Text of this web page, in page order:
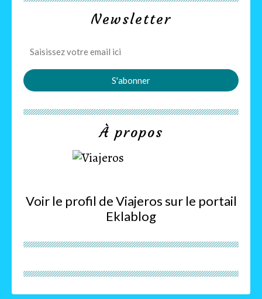
Newsletter
À propos
Voir le profil deViajerossur le portail
Eklablog